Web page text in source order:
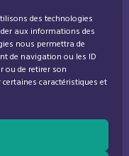
des technologies
aux informations des
nous permettra de
de navigation ou les ID
ou de retirer son
caractéristiques et
conformément à la